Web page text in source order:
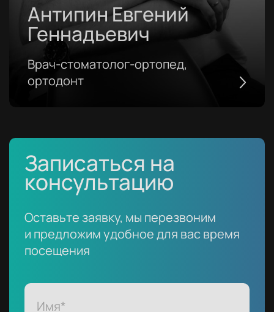
content/themes/dentaldream/single-
portfolio.php on line105
" />
Антипин Евгений
Геннадьевич
Врач-стоматолог-ортопед,
ортодонт
Записаться на
консультацию
Оставьте заявку, мы перезвоним
и предложим удобное для вас время
посещения